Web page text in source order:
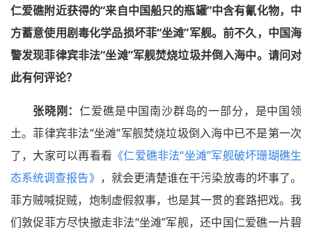
仁爱礁附近获得的“来自中国船只的瓶罐”中含有氰化物，中
方蓄意使用剧毒化学品损坏菲“坐滩”军舰。前不久，中国海
警发现菲律宾非法“坐滩”军舰焚烧垃圾并倒入海中。请问对
此有何评论？
张晓刚：仁爱礁是中国南沙群岛的一部分，是中国领
土。菲律宾非法“坐滩”军舰焚烧垃圾倒入海中已不是第一次
了，大家可以再看看 《仁爱礁非法“坐滩”军舰破坏珊瑚礁生
态系统调查报告》 ，就会更清楚谁在干污染放毒的坏事了。
菲方贼喊捉贼，炮制虚假叙事，也是其一贯的套路把戏。我
们敦促菲方尽快撤走非法“坐滩”军舰，还中国仁爱礁一片碧